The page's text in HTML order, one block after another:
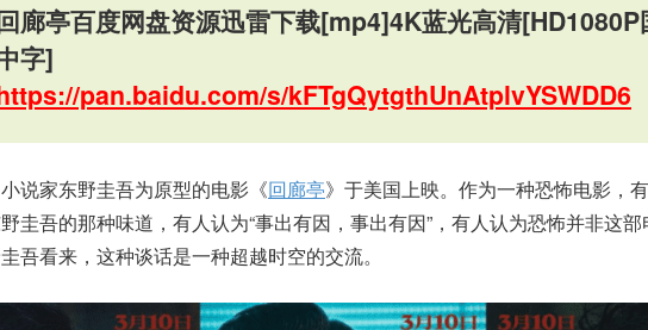
廊亭百度网盘资源迅雷下载[mp4]4K蓝光高清[HD1080P
字]
pan.baidu.com/s/kFTgQytgthUnAtplvYSWDD6
说家东野圭吾为原型的电影《回廊亭》于美国上映。作为一种恐怖电影，
圭吾的那种味道，有人认为“事出有因，事出有因”，有人认为恐怖并非这
吾看来，这种谈话是一种超越时空的交流。